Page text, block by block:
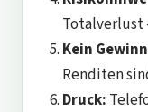
Totalverlust
Kein
Renditen
Druck: